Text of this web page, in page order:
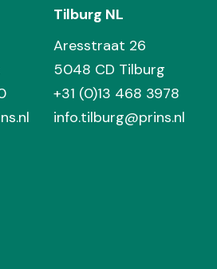
Tilburg NL
Aresstraat 26
5048 CD Tilburg
+31 (0)13 468 3978
info.tilburg@prins.nl